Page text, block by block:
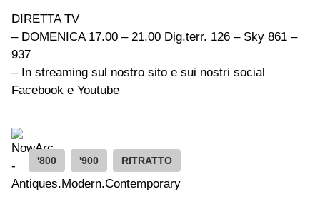
DIRETTA TV
– DOMENICA 17.00 – 21.00 Dig.terr. 126 – Sky 861 –
937
– In streaming sul nostro sito e sui nostri social
Facebook e Youtube
'800 '900 RITRATTO